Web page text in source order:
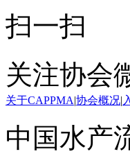
扫一扫
关注协会
关于CAPPMA|协会概况|
中国水产